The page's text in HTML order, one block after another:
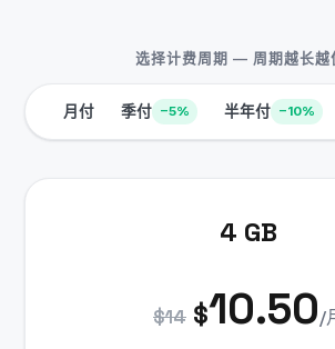
选择计费周期 — 周期越长越
月付 季付 −5% 半年付 −10%
4 GB
$14 $10.50/